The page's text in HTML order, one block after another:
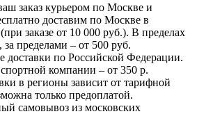
заказ курьером по Москве и
доставим по Москве в
заказе от 10 000 руб.). В пределах
пределами – от 500 руб.
доставки по Российской Федерации.
компании – от 350 р.
в регионы зависит от тарифной
только предоплатой.
самовывоз из московских